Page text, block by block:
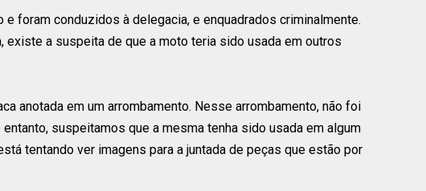
foram conduzidos à delegacia, e enquadrados criminalmente.
existe a suspeita de que a moto teria sido usada em outros
anotada em um arrombamento. Nesse arrombamento, não foi
suspeitamos que a mesma tenha sido usada em algum
tentando ver imagens para a juntada de peças que estão por